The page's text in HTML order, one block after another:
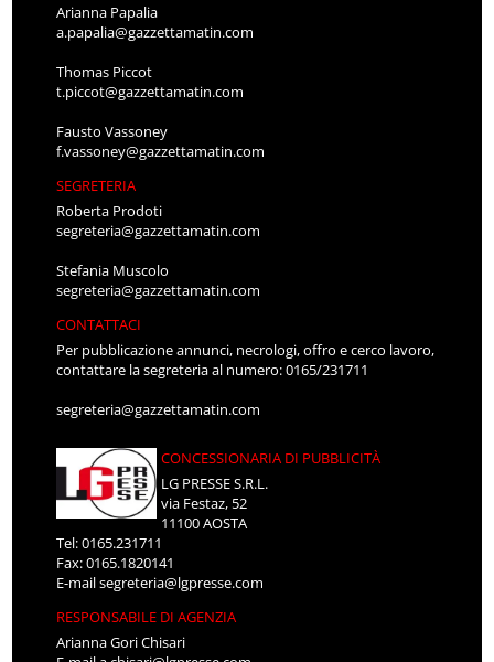
Arianna Papalia
a.papalia@gazzettamatin.com
Thomas Piccot
t.piccot@gazzettamatin.com
Fausto Vassoney
f.vassoney@gazzettamatin.com
SEGRETERIA
Roberta Prodoti
segreteria@gazzettamatin.com
Stefania Muscolo
segreteria@gazzettamatin.com
CONTATTACI
Per pubblicazione annunci, necrologi, offro e cerco lavoro,
contattare la segreteria al numero: 0165/231711
segreteria@gazzettamatin.com
CONCESSIONARIA DI PUBBLICITÀ
LG PRESSE S.R.L.
via Festaz, 52
11100 AOSTA
Tel: 0165.231711
Fax: 0165.1820141
E-mailsegreteria@lgpresse.com
RESPONSABILE DI AGENZIA
Arianna Gori Chisari